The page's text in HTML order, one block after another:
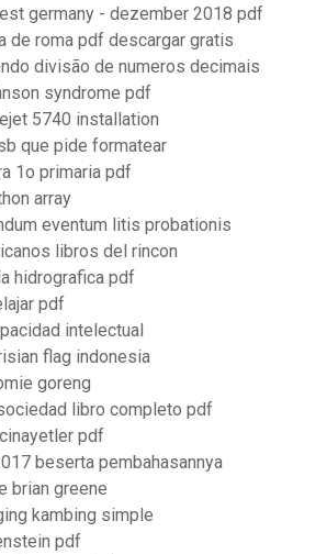
germany - dezember 2018 pdf
de roma pdf descargar gratis
divisão de numeros decimais
syndrome pdf
5740 installation
que pide formatear
1o primaria pdf
array
eventum litis probationis
libros del rincon
hidrografica pdf
pdf
intelectual
flag indonesia
goreng
libro completo pdf
pdf
beserta pembahasannya
brian greene
kambing simple
pdf